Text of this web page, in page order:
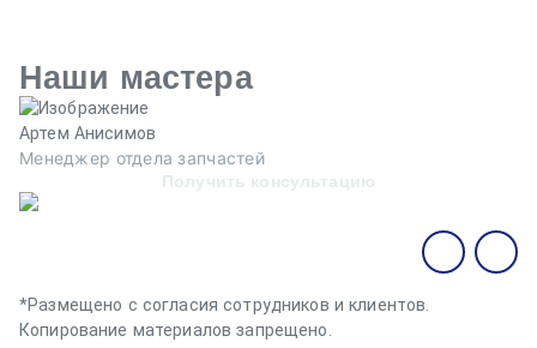
Наши мастера
Артем Анисимов
Менеджер отдела запчастей
Получить консультацию
*Размещено с согласия сотрудников и клиентов.
Копирование материалов запрещено.